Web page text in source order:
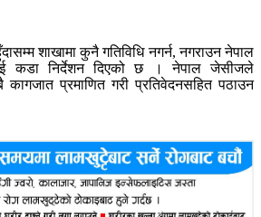
शाखामा कुनै गतिविधि नगर्न, नगराउन नेपाल
कडा निर्देशन दिएको छ । नेपाल जेसीजले
कागजात प्रमाणित गरी प्रतिवेदनसहित पठाउन